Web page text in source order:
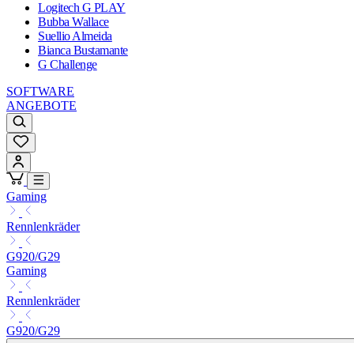
Logitech G PLAY
Bubba Wallace
Suellio Almeida
Bianca Bustamante
G Challenge
SOFTWARE
ANGEBOTE
Gaming
Rennlenkräder
G920/G29
Gaming
Rennlenkräder
G920/G29